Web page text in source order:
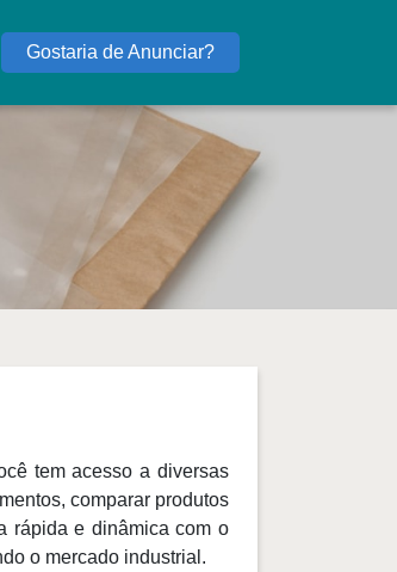
Gostaria de Anunciar?
tem acesso a diversas
comparar produtos
rápida e dinâmica com o
o mercado industrial.